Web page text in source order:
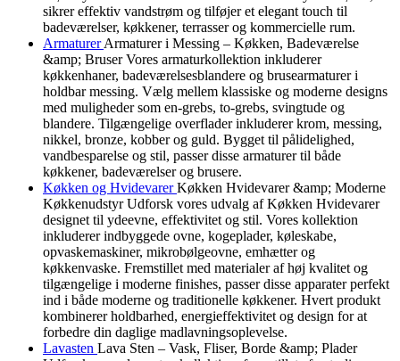
sikrer effektiv vandstrøm og tilføjer et elegant touch til
badeværelser, køkkener, terrasser og kommercielle rum.
ArmaturerArmaturer i Messing – Køkken, Badeværelse
&amp; Bruser Vores armaturkollektion inkluderer
køkkenhaner, badeværelsesblandere og brusearmaturer i
holdbar messing. Vælg mellem klassiske og moderne designs
med muligheder som en-grebs, to-grebs, svingtude og
blandere. Tilgængelige overflader inkluderer krom, messing,
nikkel, bronze, kobber og guld. Bygget til pålidelighed,
vandbesparelse og stil, passer disse armaturer til både
køkkener, badeværelser og brusere.
Køkken og HvidevarerKøkken Hvidevarer &amp; Moderne
Køkkenudstyr Udforsk vores udvalg af Køkken Hvidevarer
designet til ydeevne, effektivitet og stil. Vores kollektion
inkluderer indbyggede ovne, kogeplader, køleskabe,
opvaskemaskiner, mikrobølgeovne, emhætter og
køkkenvaske. Fremstillet med materialer af høj kvalitet og
tilgængelige i moderne finishes, passer disse apparater perfekt
ind i både moderne og traditionelle køkkener. Hvert produkt
kombinerer holdbarhed, energieffektivitet og design for at
forbedre din daglige madlavningsoplevelse.
Lavasten Lava Sten – Vask, Fliser, Borde &amp; Plader